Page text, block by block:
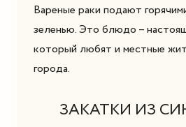
Вареные раки подают
зеленью. Это блюдо –
который любят и местные
города.
ЗАКАТКИ ИЗ